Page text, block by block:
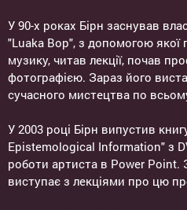
У 90-х роках Бірн заснував
"Luaka Bop", з допомогою якої
музику, читав лекції, почав
фотографією. Зараз його
сучасного мистецтва по
У 2003 році Бірн випустив
Epistemological Information" з
роботи артиста в Power Point.
виступає з лекціями про цю